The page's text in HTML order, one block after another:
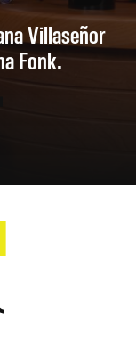
Villaseñor
Fonk.